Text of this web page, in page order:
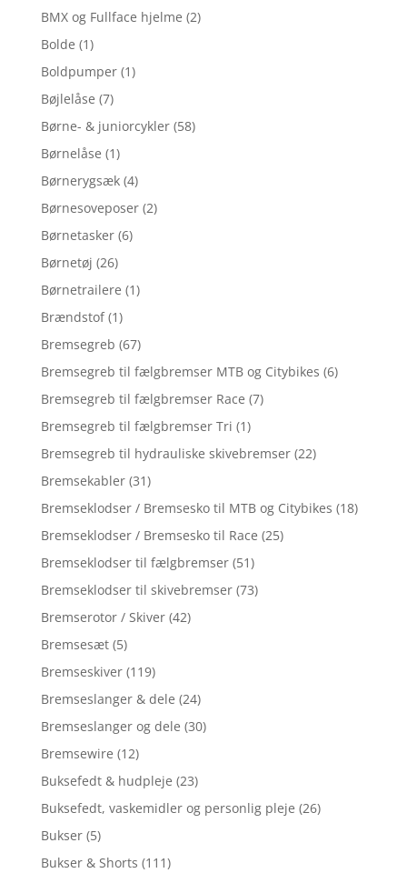
BMX og Fullface hjelme (2)
Bolde (1)
Boldpumper (1)
Bøjlelåse (7)
Børne- & juniorcykler (58)
Børnelåse (1)
Børnerygsæk (4)
Børnesoveposer (2)
Børnetasker (6)
Børnetøj (26)
Børnetrailere (1)
Brændstof (1)
Bremsegreb (67)
Bremsegreb til fælgbremser MTB og Citybikes (6)
Bremsegreb til fælgbremser Race (7)
Bremsegreb til fælgbremser Tri (1)
Bremsegreb til hydrauliske skivebremser (22)
Bremsekabler (31)
Bremseklodser / Bremsesko til MTB og Citybikes (18)
Bremseklodser / Bremsesko til Race (25)
Bremseklodser til fælgbremser (51)
Bremseklodser til skivebremser (73)
Bremserotor / Skiver (42)
Bremsesæt (5)
Bremseskiver (119)
Bremseslanger & dele (24)
Bremseslanger og dele (30)
Bremsewire (12)
Buksefedt & hudpleje (23)
Buksefedt, vaskemidler og personlig pleje (26)
Bukser (5)
Bukser & Shorts (111)